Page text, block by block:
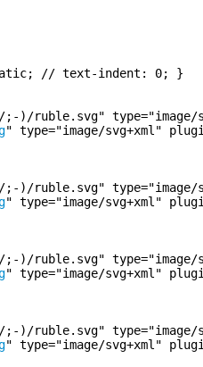
// text-indent: 0; }
)/ruble.svg" type="image/
" type="image/svg+xml"
)/ruble.svg" type="image/
" type="image/svg+xml"
)/ruble.svg" type="image/
" type="image/svg+xml"
)/ruble.svg" type="image/
" type="image/svg+xml"